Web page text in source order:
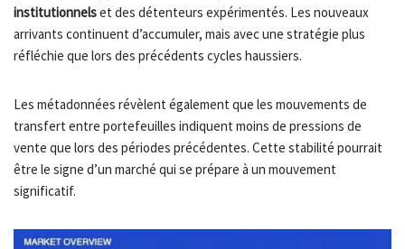
institutionnelset des détenteurs expérimentés. Les nouveaux
arrivants continuent d’accumuler, mais avec une stratégie plus
réfléchie que lors des précédents cycles haussiers.
Les métadonnées révèlent également que les mouvements de
transfert entre portefeuilles indiquent moins de pressions de
vente que lors des périodes précédentes. Cette stabilité pourrait
être le signe d’un marché qui se prépare à un mouvement
significatif.